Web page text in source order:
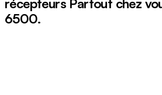
récepteurs Partout chez
6500.